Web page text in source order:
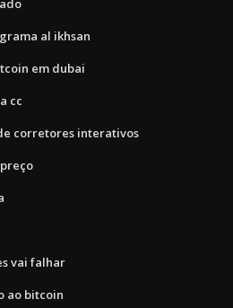
al ikhsan
em dubai
cc
corretores interativos
vai falhar
ao bitcoin